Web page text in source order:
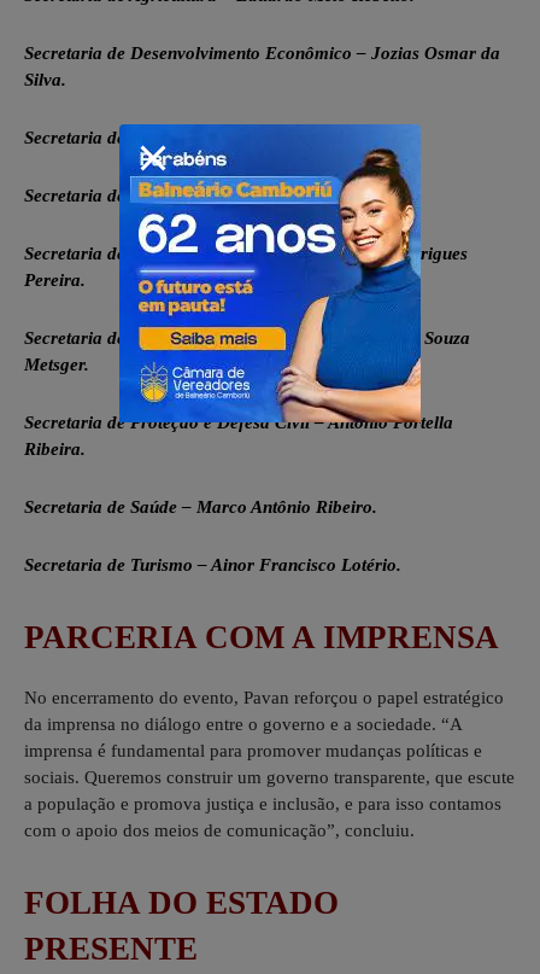
Secretaria de Desenvolvimento Econômico – Jozias Osmar da
Silva.
Secretaria de Educação – Carin Bernardete Krug.
Secretaria de Finanças – Silvioirã dos Santos.
Secretaria de Obras e Serviços Urbanos – José Rodrigues
Pereira.
Secretaria de Planejamento Urbano – Alexandre de Souza
Metsger.
Secretaria de Proteção e Defesa Civil – Antonio Portella
Ribeira.
Secretaria de Saúde – Marco Antônio Ribeiro.
Secretaria de Turismo – Ainor Francisco Lotério.
PARCERIA COM A IMPRENSA
No encerramento do evento, Pavan reforçou o papel estratégico
da imprensa no diálogo entre o governo e a sociedade. “A
imprensa é fundamental para promover mudanças políticas e
sociais. Queremos construir um governo transparente, que escute
a população e promova justiça e inclusão, e para isso contamos
com o apoio dos meios de comunicação”, concluiu.
FOLHA DO ESTADO
PRESENTE